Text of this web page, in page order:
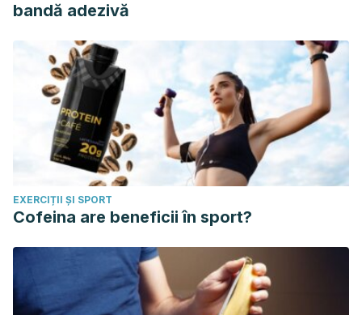
bandă adezivă
EXERCIȚII ȘI SPORT
Cofeina are beneficii în sport?